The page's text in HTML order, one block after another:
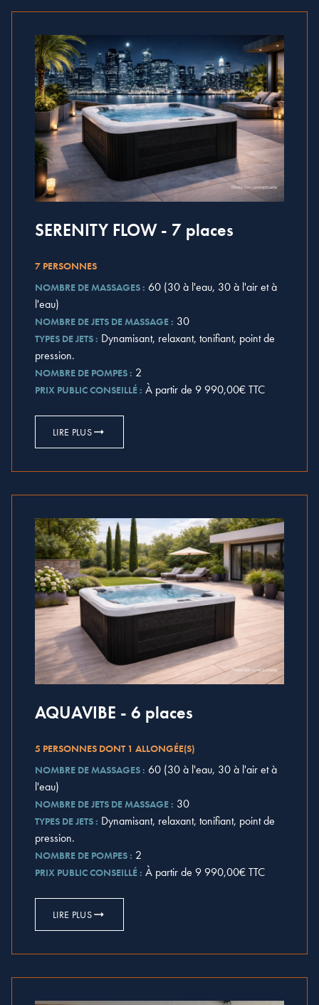
SERENITY FLOW - 7 places
7 PERSONNES
NOMBRE DE MASSAGES : 60 (30 à l'eau, 30 à l'air et à
l'eau)
NOMBRE DE JETS DE MASSAGE : 30
TYPES DE JETS : Dynamisant, relaxant, tonifiant, point de
pression.
NOMBRE DE POMPES : 2
PRIX PUBLIC CONSEILLÉ : À partir de 9 990,00€ TTC
LIRE PLUS
AQUAVIBE - 6 places
5 PERSONNES DONT 1 ALLONGÉE(S)
NOMBRE DE MASSAGES : 60 (30 à l'eau, 30 à l'air et à
l'eau)
NOMBRE DE JETS DE MASSAGE : 30
TYPES DE JETS : Dynamisant, relaxant, tonifiant, point de
pression.
NOMBRE DE POMPES : 2
PRIX PUBLIC CONSEILLÉ : À partir de 9 990,00€ TTC
LIRE PLUS